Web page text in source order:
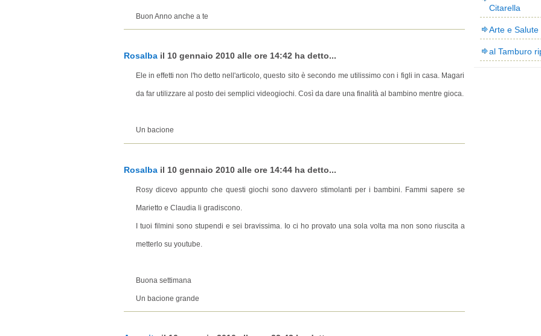
Buon Anno anche a te
Rosalbail 10 gennaio 2010 alle ore 14:42 ha detto...
Ele in effetti non l'ho detto nell'articolo, questo sito è secondo me utilissimo con i figli in casa. Magari
da far utilizzare al posto dei semplici videogiochi. Così da dare una finalità al bambino mentre gioca.
Un bacione
Rosalbail 10 gennaio 2010 alle ore 14:44 ha detto...
Rosy dicevo appunto che questi giochi sono davvero stimolanti per i bambini. Fammi sapere se
Marietto e Claudia li gradiscono.
I tuoi filmini sono stupendi e sei bravissima. Io ci ho provato una sola volta ma non sono riuscita a
metterlo su youtube.
Buona settimana
Un bacione grande
Citarella
Arte e Salute
al Tamburo